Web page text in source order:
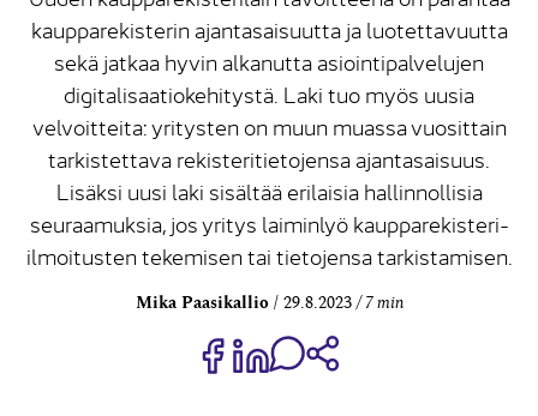
kaupparekisterin ajantasaisuutta ja luotettavuutta
sekä jatkaa hyvin alkanutta asiointipalvelujen
digitalisaatiokehitystä. Laki tuo myös uusia
velvoitteita: yritysten on muun muassa vuosittain
tarkistettava rekisteritietojensa ajantasaisuus.
Lisäksi uusi laki sisältää erilaisia hallinnollisia
seuraamuksia, jos yritys laiminlyö kaupparekisteri-
ilmoitusten tekemisen tai tietojensa tarkistamisen.
Mika Paasikallio 29.8.2023 7 min
Jaa Share on Facebook
Jaa Share on LinkedIn
Jaa WhatsApp-viestinä